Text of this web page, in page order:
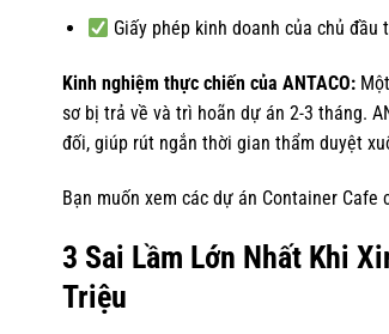
Giấy phép kinh doanh của chủ đầu
Kinh nghiệm thực chiến của ANTACO:
sơ bị trả về và trì hoãn dự án 2-3 tháng.
đối, giúp rút ngắn thời gian thẩm duyệt
Bạn muốn xem các dự án Container
3 Sai Lầm Lớn Nhất Khi
Triệu